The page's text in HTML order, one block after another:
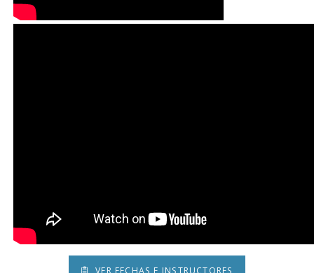
VER FECHAS E INSTRUCTORES